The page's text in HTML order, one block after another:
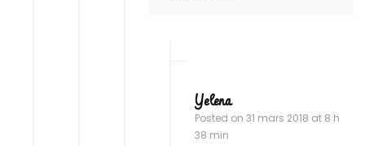
Yelena
Posted on 31 mars 2018 at 8 h
38 min